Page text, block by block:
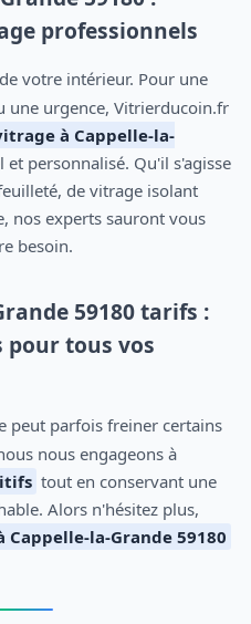
professionnels
une urgence, Vitrierducoin.fr
à Cappelle-la-
et personnalisé. Qu'il s'agisse
de vitrage isolant
nos experts sauront vous
besoin.
59180 tarifs :
tous vos
nous engageons à
tout en conservant une
Alors n'hésitez plus,
la-Grande 59180